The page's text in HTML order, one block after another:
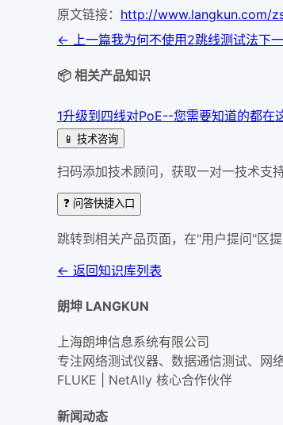
原文链接： http://www.langkun.com/
← 上一篇我为何不使用2跳线测试法下
📦 相关产品知识
1升级到四线对PoE--您需要知道的都在
📱 技术咨询
扫码添加技术顾问，获取一对一技术支
❓ 问答快捷入口
跳转到相关产品页面，在"用户提问"区
← 返回知识库列表
朗坤 LANGKUN
上海朗坤信息系统有限公司
专注网络测试仪器、数据通信测试、网
FLUKE | NetAlly 核心合作伙伴
新闻动态